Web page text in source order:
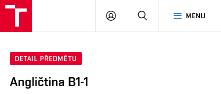
MENU
PŘIHLÁSIT
DETAIL PŘEDMĚTU
Angličtina B1-1